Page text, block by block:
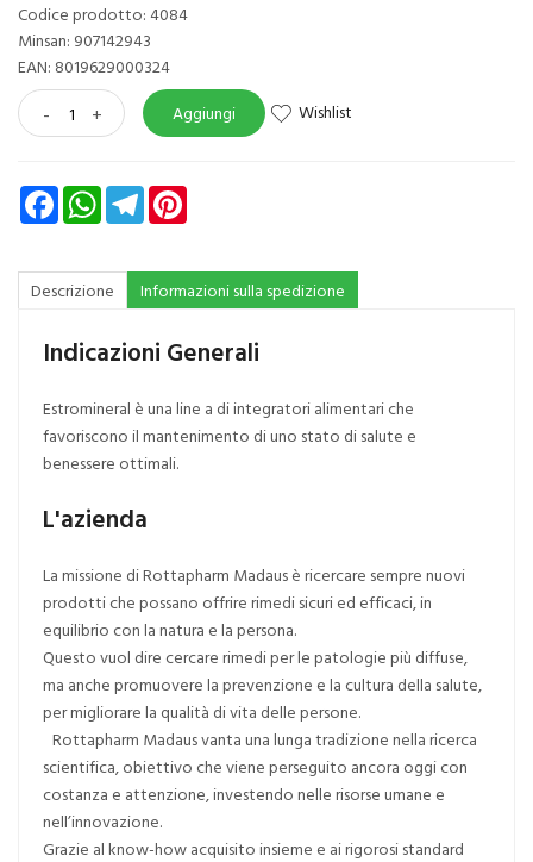
Codice prodotto: 4084
Minsan: 907142943
EAN: 8019629000324
- + Aggiungi Wishlist
FacebookWhatsAppTelegram
Descrizione Informazioni sulla spedizione
Indicazioni Generali
Estromineral è una line a di integratori alimentari che
favoriscono il mantenimento di uno stato di salute e
benessere ottimali.
L'azienda
La missione di Rottapharm Madaus è ricercare sempre nuovi
prodotti che possano offrire rimedi sicuri ed efficaci, in
equilibrio con la natura e la persona.
Questo vuol dire cercare rimedi per le patologie più diffuse,
ma anche promuovere la prevenzione e la cultura della salute,
per migliorare la qualità di vita delle persone.
Rottapharm Madaus vanta una lunga tradizione nella ricerca
scientifica, obiettivo che viene perseguito ancora oggi con
costanza e attenzione, investendo nelle risorse umane e
nell’innovazione.
Grazie al know-how acquisito insieme e ai rigorosi standard